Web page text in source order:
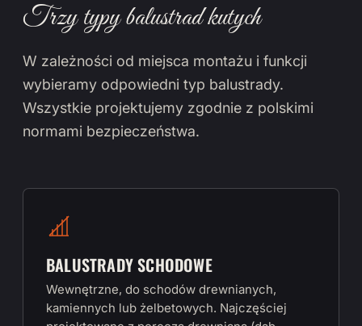
Trzy typy balustrad kutych
W zależności od miejsca montażu i funkcji
wybieramy odpowiedni typ balustrady.
Wszystkie projektujemy zgodnie z polskimi
normami bezpieczeństwa.
BALUSTRADY SCHODOWE
Wewnętrzne, do schodów drewnianych,
kamiennych lub żelbetowych. Najczęściej